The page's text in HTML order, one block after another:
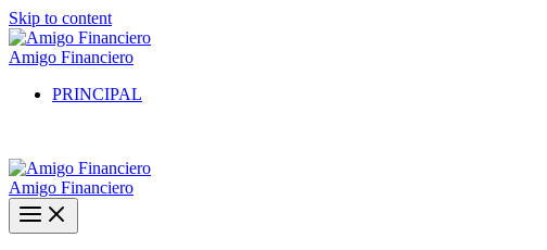
Skip to content
Amigo Financiero
PRINCIPAL
Amigo Financiero